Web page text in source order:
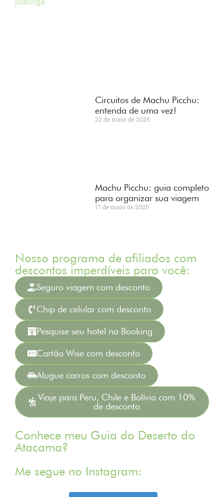
Circuitos de Machu Picchu:
entenda de uma vez!
22 de maio de 2025
Machu Picchu: guia completo
para organizar sua viagem
17 de maio de 2025
Nosso programa de afiliados com
descontos imperdíveis para você:
Seguro viagem com desconto
Chip de celular com desconto
Pesquise seu hotel na Booking
Cartão Wise com desconto
Alugue carros com desconto
Viaje para Peru, Chile e Bolívia com 10%
de desconto
Conhece meu Guia do Deserto do
Atacama?
Me segue no Instagram: